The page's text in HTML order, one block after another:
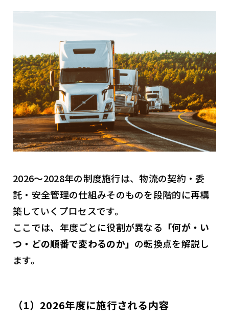
2026〜2028年の制度施行は、物流の契約・委
託・安全管理の仕組みそのものを段階的に再構
築していくプロセスです。
ここでは、年度ごとに役割が異なる 「何が・い
つ・どの順番で変わるのか」 の転換点を解説し
ます。
（1）2026年度に施行される内容